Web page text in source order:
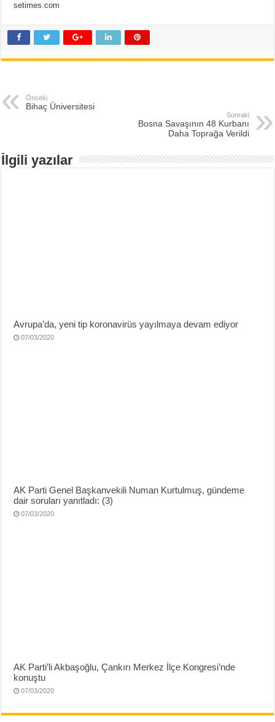
setimes.com
Önceki
Bihaç Üniversitesi
Sonraki
Bosna Savaşının 48 Kurbanı
Daha Toprağa Verildi
İlgili yazılar
Avrupa’da, yeni tip koronavirüs yayılmaya devam ediyor
07/03/2020
AK Parti Genel Başkanvekili Numan Kurtulmuş, gündeme
dair soruları yanıtladı: (3)
07/03/2020
AK Parti’li Akbaşoğlu, Çankırı Merkez İlçe Kongresi’nde
konuştu
07/03/2020